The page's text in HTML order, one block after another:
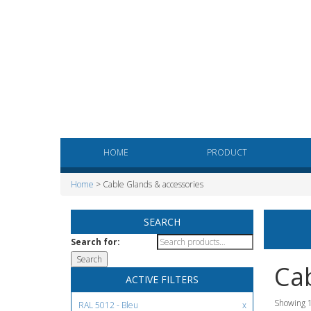
HOME PRODUCT
Home > Cable Glands & accessories
SEARCH
Search for:
ACTIVE FILTERS
RAL 5012 - Bleu Showing